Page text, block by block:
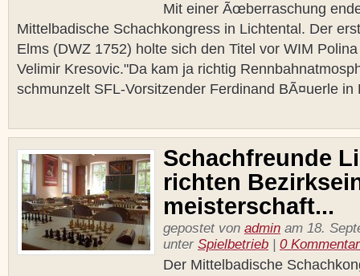
Mit einer Ãœberraschung
Mittelbadische Schachkongress in Lichtental. Der
Elms (DWZ 1752) holte sich den Titel vor WIM
Velimir Kresovic."Da kam ja richtig
schmunzelt SFL-Vorsitzender Ferdinand BÃ¤uerle in
Schachfreunde
richten
meisterschaft...
gepostet von admin am 18.
unter Spielbetrieb 0
Der Mittelbadische